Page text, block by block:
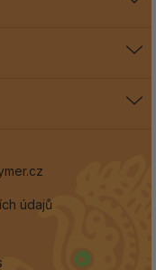
údajů